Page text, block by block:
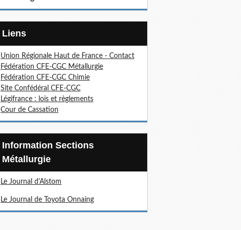
Liens
Union Régionale Haut de France - Contact
Fédération CFE-CGC Métallurgie
Fédération CFE-CGC Chimie
Site Confédéral CFE-CGC
Légifrance : lois et règlements
Cour de Cassation
Information Sections
Métallurgie
Le Journal d'Alstom
Le Journal de Toyota Onnaing